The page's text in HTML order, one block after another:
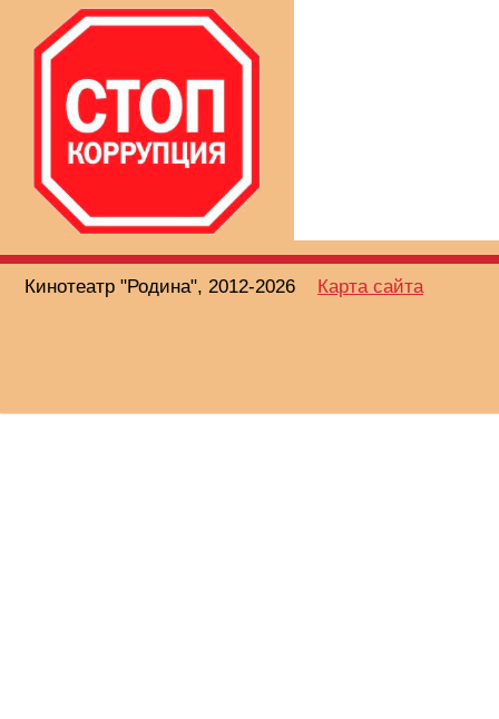
Кинотеатр "Родина", 2012-2026 Карта сайта